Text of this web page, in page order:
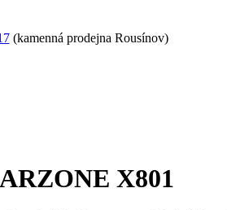
(kamenná prodejna Rousínov)
X801